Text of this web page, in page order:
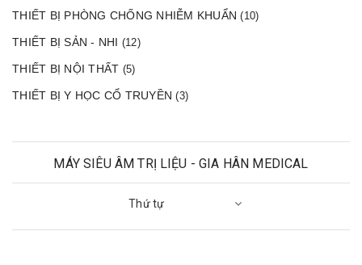
THIẾT BỊ PHÒNG CHỐNG NHIỄM KHUẨN(10)
THIẾT BỊ SẢN - NHI (12)
THIẾT BỊ NỘI THẤT (5)
THIẾT BỊ Y HỌC CỔ TRUYỀN(3)
MÁY SIÊU ÂM TRỊ LIỆU - GIA HÂN MEDICAL
Thứ tự